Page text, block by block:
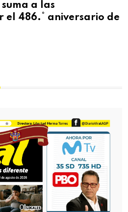
a las
el 486.° aniversario de